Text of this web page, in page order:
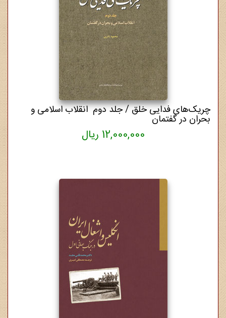
چریک‌های فدایی خلق / جلد دوم انقلاب اسلامی و
بحران در گفتمان
12,000,000 ریال